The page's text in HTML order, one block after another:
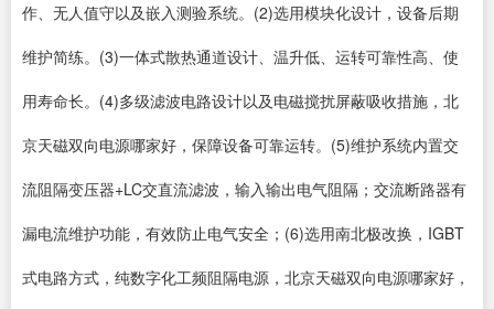
作、无人值守以及嵌入测验系统。(2)选用模块化设计，设备后期
维护简练。(3)一体式散热通道设计、温升低、运转可靠性高、使
用寿命长。(4)多级滤波电路设计以及电磁搅扰屏蔽吸收措施，北
京天磁双向电源哪家好，保障设备可靠运转。(5)维护系统内置交
流阻隔变压器+LC交直流滤波，输入输出电气阻隔；交流断路器有
漏电流维护功能，有效防止电气安全；(6)选用南北极改换，IGBT
式电路方式，纯数字化工频阻隔电源，北京天磁双向电源哪家好，